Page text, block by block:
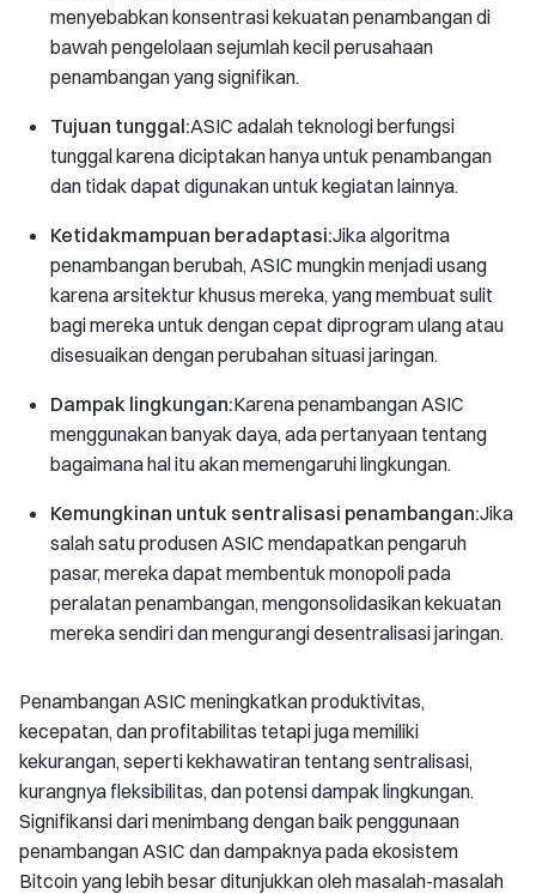
menyebabkan konsentrasi kekuatan penambangan di
bawah pengelolaan sejumlah kecil perusahaan
penambangan yang signifikan.
Tujuan tunggal:ASIC adalah teknologi berfungsi
tunggal karena diciptakan hanya untuk penambangan
dan tidak dapat digunakan untuk kegiatan lainnya.
Ketidakmampuan beradaptasi:Jika algoritma
penambangan berubah, ASIC mungkin menjadi usang
karena arsitektur khusus mereka, yang membuat sulit
bagi mereka untuk dengan cepat diprogram ulang atau
disesuaikan dengan perubahan situasi jaringan.
Dampak lingkungan:Karena penambangan ASIC
menggunakan banyak daya, ada pertanyaan tentang
bagaimana hal itu akan memengaruhi lingkungan.
Kemungkinan untuk sentralisasi penambangan:Jika
salah satu produsen ASIC mendapatkan pengaruh
pasar, mereka dapat membentuk monopoli pada
peralatan penambangan, mengonsolidasikan kekuatan
mereka sendiri dan mengurangi desentralisasi jaringan.
Penambangan ASIC meningkatkan produktivitas,
kecepatan, dan profitabilitas tetapi juga memiliki
kekurangan, seperti kekhawatiran tentang sentralisasi,
kurangnya fleksibilitas, dan potensi dampak lingkungan.
Signifikansi dari menimbang dengan baik penggunaan
penambangan ASIC dan dampaknya pada ekosistem
Bitcoin yang lebih besar ditunjukkan oleh masalah-masalah